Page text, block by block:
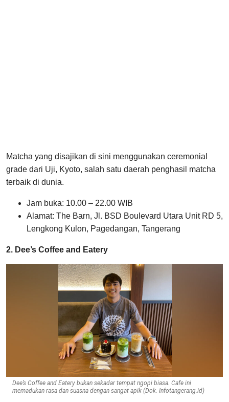
Matcha yang disajikan di sini menggunakan ceremonial
grade dari Uji, Kyoto, salah satu daerah penghasil matcha
terbaik di dunia.
Jam buka: 10.00 – 22.00 WIB
Alamat: The Barn, Jl. BSD Boulevard Utara Unit RD 5,
Lengkong Kulon, Pagedangan, Tangerang
2. Dee’s Coffee and Eatery
Dee’s Coffee and Eatery bukan sekadar tempat ngopi biasa. Cafe ini
memadukan rasa dan suasna dengan sangat apik (Dok. Infotangerang.id)